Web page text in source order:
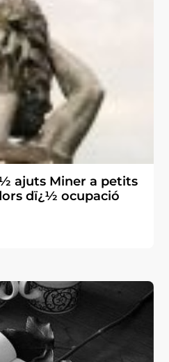
ajuts Miner a petits
dï¿½ ocupació